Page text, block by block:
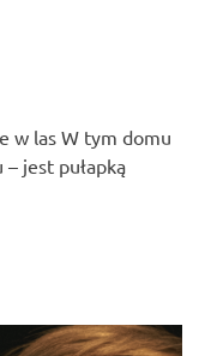
w las W tym domu
jest pułapką